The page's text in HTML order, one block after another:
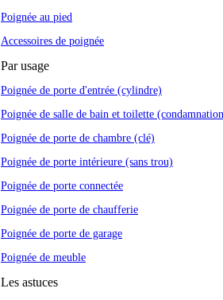
Poignée au pied
Accessoires de poignée
Par usage
Poignée de porte d'entrée (cylindre)
Poignée de salle de bain et toilette
Poignée de porte de chambre (clé)
Poignée de porte intérieure (sans trou)
Poignée de porte connectée
Poignée de porte de chaufferie
Poignée de porte de garage
Poignée de meuble
Les astuces